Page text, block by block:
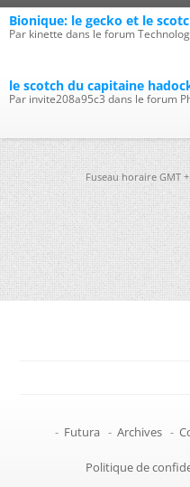
Bionique: le gecko et le
Par kinette dans le forum
le scotch du capitaine
Par invite208a95c3 dans le forum
Fuseau horaire GMT
- Futura - Archives -
Politique de